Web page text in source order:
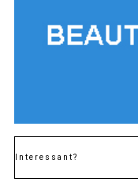
Interessant?